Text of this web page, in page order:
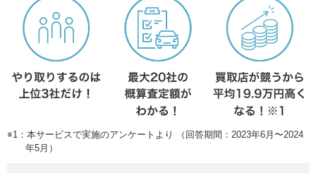
※1：本サービスで実施のアンケートより （回答期間：2023年6月〜2024
年5月）